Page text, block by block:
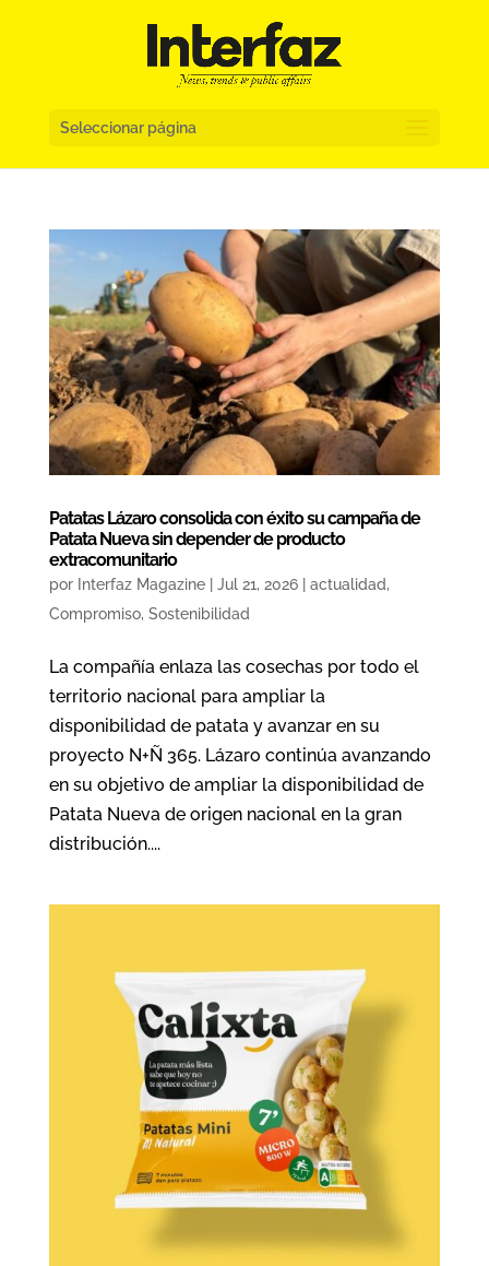
Seleccionar página
Patatas Lázaro consolida con éxito su campaña de
Patata Nueva sin depender de producto
extracomunitario
por Interfaz Magazine| Jul 21, 2026| actualidad,
Compromiso, Sostenibilidad
La compañía enlaza las cosechas por todo el
territorio nacional para ampliar la
disponibilidad de patata y avanzar en su
proyecto N+Ñ 365. Lázaro continúa avanzando
en su objetivo de ampliar la disponibilidad de
Patata Nueva de origen nacional en la gran
distribución....